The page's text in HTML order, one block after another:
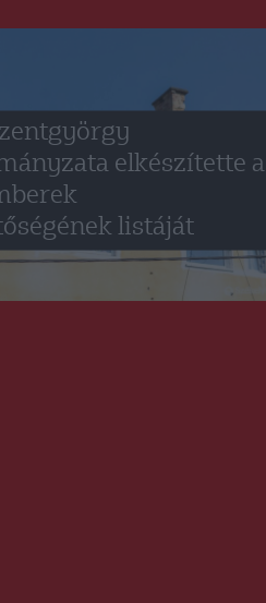
elkészítette a
listáját